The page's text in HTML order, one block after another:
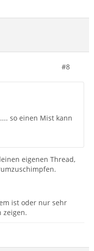
#8
so einen Mist kann
eigenen Thread,
ist oder nur sehr
zeigen.